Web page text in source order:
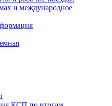
и международное